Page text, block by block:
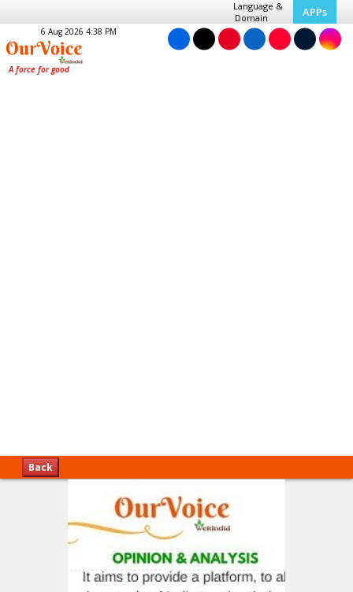
Language &
Domain
APPs
6 Aug 2026 4:38 PM
Back